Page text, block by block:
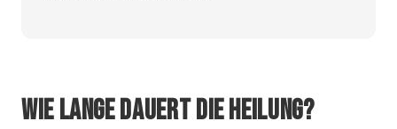
WIE LANGE DAUERT DIE HEILUNG?